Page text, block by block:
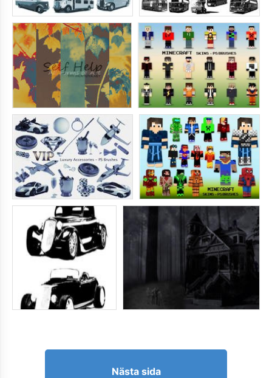
Nästa sida